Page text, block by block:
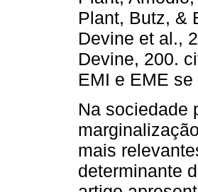
Plant, Butz, &
Devine et al.,
Devine, 200.
EMI e EME
Na sociedade
mais
determinante